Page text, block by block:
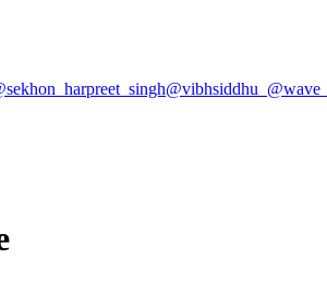
@vibhsiddhu_